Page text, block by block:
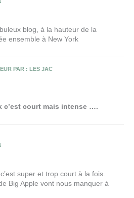
blog, à la hauteur de la
ensemble à New York
PAR : LES JAC
c’est court mais intense ….
super et trop court à la fois.
Big Apple vont nous manquer à